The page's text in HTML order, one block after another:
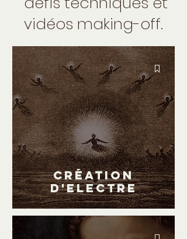
vidéos making-off.
Création
d'ELECTRE